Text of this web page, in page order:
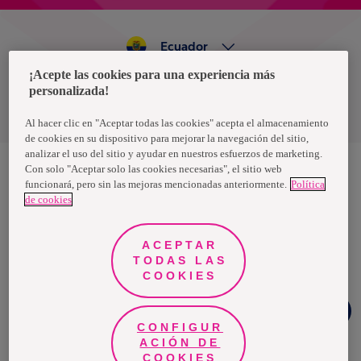
Política de privacidad de datos
Ecuador
Nosotras, una marca de Essity - una compañía global líder en
higiene y salud. Cada día, mil millones de personas, en todo el
propósito es romper barreras por el bienestar en beneficio de
consumidores, pacientes, cuidadores, clientes y la sociedad en
general. Vendemos en aproximadamente 150 países bajo las
principales marcas globales TENA y Tork, así como otras marcas
como Actimove, Cutimed, JOBST, Knix, Leukoplast, Libero, Libresse,
Lotus, Modibodi, Nosotras, Saba, Tempo, TOM Organic y Zewa. En
2024, Essity tuvo ventas de aproximadamente 13 mil millones de
euros y empleó a 36,000 personas. La sede de la compañía está
ubicada en Estocolmo, Suecia, y Essity cotiza en Nasdaq Estocolmo.
Más información enwww.essity.com.
¡Acepte las cookies para una experiencia más
personalizada!
Al hacer clic en "Aceptar todas las cookies" acepta el almacenamiento
de cookies en su dispositivo para mejorar la navegación del sitio,
analizar el uso del sitio y ayudar en nuestros esfuerzos de marketing.
Con solo "Aceptar solo las cookies necesarias", el sitio web
funcionará, pero sin las mejoras mencionadas anteriormente. Política
de cookies
ACEPTAR
TODAS LAS
COOKIES
CONFIGUR
ACIÓN DE
COOKIES